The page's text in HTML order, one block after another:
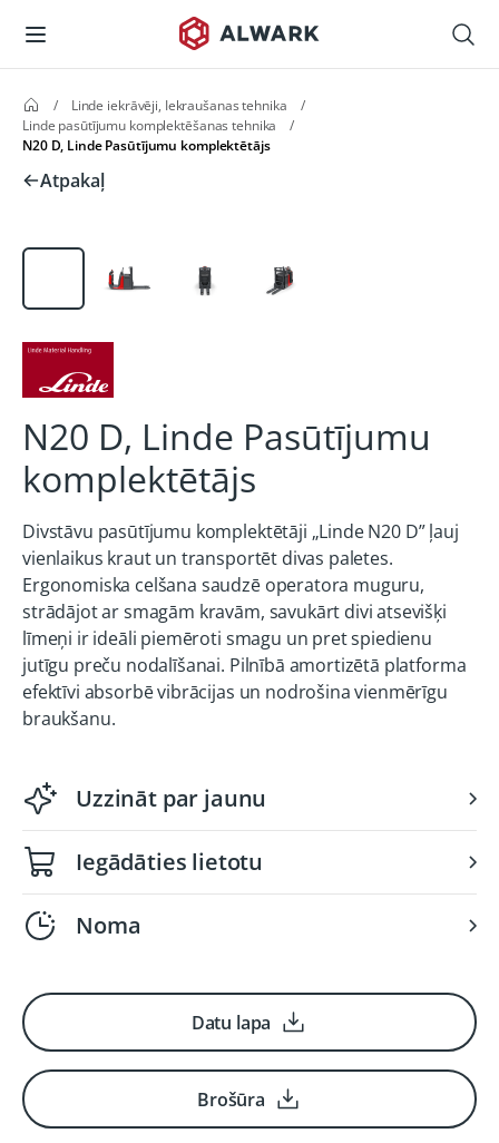
/ Linde iekrāvēji, Iekraušanas tehnika
/
Linde pasūtījumu komplektēšanas tehnika
/
N20 D, Linde Pasūtījumu komplektētājs
Atpakaļ
N20 D, Linde Pasūtījumu
komplektētājs
Divstāvu pasūtījumu komplektētāji „Linde N20 D” ļauj
vienlaikus kraut un transportēt divas paletes.
Ergonomiska celšana saudzē operatora muguru,
strādājot ar smagām kravām, savukārt divi atsevišķi
līmeņi ir ideāli piemēroti smagu un pret spiedienu
jutīgu preču nodalīšanai. Pilnībā amortizētā platforma
efektīvi absorbē vibrācijas un nodrošina vienmērīgu
braukšanu.
Uzzināt par jaunu
Iegādāties lietotu
Noma
Datu lapa
Brošūra